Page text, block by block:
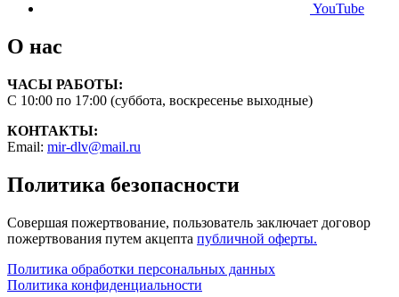
YouTube
О нас
ЧАСЫ РАБОТЫ:
С 10:00 по 17:00 (суббота, воскресенье выходные)
КОНТАКТЫ:
Email: mir-dlv@mail.ru
Политика безопасности
Совершая пожертвование, пользователь заключает договор
пожертвования путем акцепта публичной оферты.
Политика обработки персональных данных
Политика конфиденциальности